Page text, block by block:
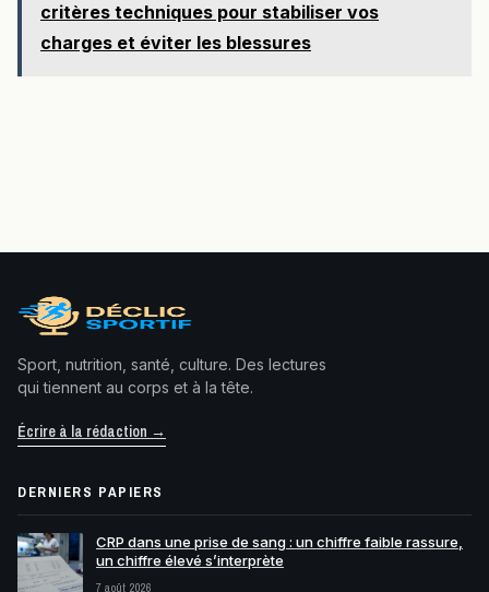
critères techniques pour stabiliser vos
charges et éviter les blessures
Sport, nutrition, santé, culture. Des lectures
qui tiennent au corps et à la tête.
Écrire à la rédaction →
DERNIERS PAPIERS
CRP dans une prise de sang : un chiffre faible rassure,
un chiffre élevé s’interprète
7 août 2026